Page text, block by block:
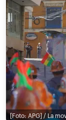
[Foto: APG] / La